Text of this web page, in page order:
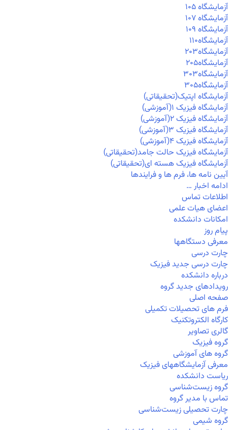
آزمايشگاه ۱۰۵
آزمايشگاه ۱۰۷
آزمايشگاه ۱۰۹
آزمايشگاه۱۱۰
آزمايشگاه۲۰۳
آزمايشگاه۲۰۵
آزمايشگاه۳۰۳
آزمايشگاه۳۰۵
آزمایشگاه اپتیک(تحقیقاتی)
آزمایشگاه فیزیک ۱(آموزشی)
آزمایشگاه فیزیک ۲(آموزشی)
آزمایشگاه فیزیک ۳(آموزشی)
آزمایشگاه فیزیک ۴(آموزشی)
آزمایشگاه فیزیک حالت جامد(تحقیقاتی)
آزمایشگاه فیزیک هسته ای(تحقیقاتی)
آیین نامه ها، فرم ها و فرایندها
ادامه اخبار …
اطلاعات تماس
اعضای هیات علمی
امکانات دانشکده
پیام روز
معرفی دستگاهها
چارت درسی
چارت درسی جدید فیزیک
درباره دانشکده
رویدادهای جدید گروه
صفحه اصلی
فرم های تحصیلات تکمیلی
کارگاه الکتروتکنیک
گالری تصاویر
گروه فیزیک
گروه های آموزشی
معرفی آزمایشگاههای فیزیک
ریاست دانشکده
گروه زیست‌شناسی
تماس با مدیر گروه
چارت تحصیلی زیست‌شناسی
گروه شیمی